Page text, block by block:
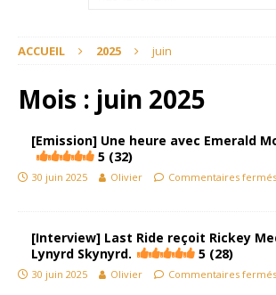
ACCUEIL 2025 juin
Mois : juin 2025
[Emission] Une heure avec Emerald
5 (32)
30 juin 2025 Olivier Commentaires fermés
[Interview] Last Ride reçoit Rickey
Lynyrd Skynyrd.
5 (28)
30 juin 2025 Olivier Commentaires fermés